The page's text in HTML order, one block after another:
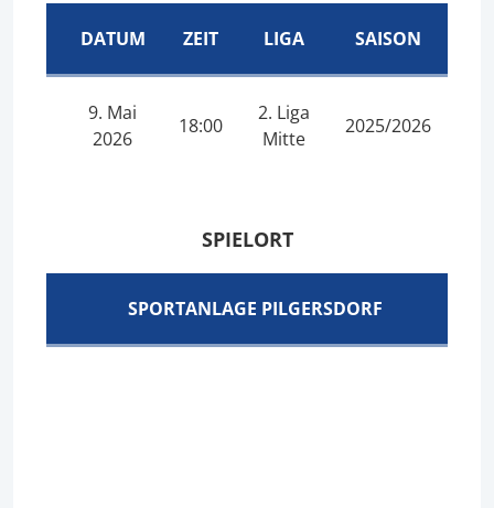
DATUM ZEIT LIGA SAISON
9. Mai
2026
18:00
2. Liga
Mitte
2025/2026
SPIELORT
SPORTANLAGE PILGERSDORF